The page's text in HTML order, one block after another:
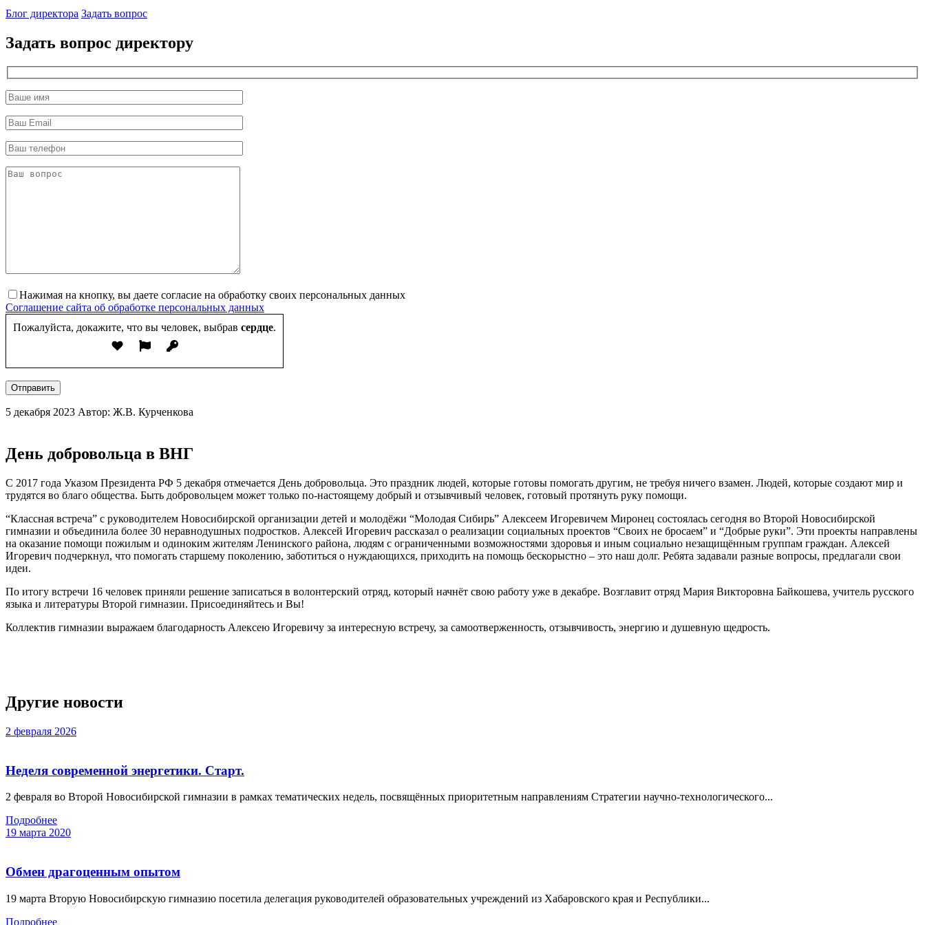
директор
Блог директора Задать вопрос
Задать вопрос директору
Нажимая на кнопку, вы даете согласие на обработку своих персональных данных
Соглашение сайта об обработке персональных данных
Пожалуйста, докажите, что вы человек, выбрав сердце.
Отправить
5 декабря 2023 Автор: Ж.В. Курченкова
День добровольца в ВНГ
С 2017 года Указом Президента РФ 5 декабря отмечается День добровольца. Это праздник людей, которые готовы помогать другим, не требуя ничего взамен. Людей, которые создают мир и
трудятся во благо общества. Быть добровольцем может только по-настоящему добрый и отзывчивый человек, готовый протянуть руку помощи.
“Классная встреча” с руководителем Новосибирской организации детей и молодёжи “Молодая Сибирь” Алексеем Игоревичем Миронец состоялась сегодня во Второй Новосибирской
гимназии и объединила более 30 неравнодушных подростков. Алексей Игоревич рассказал о реализации социальных проектов “Своих не бросаем” и “Добрые руки”. Эти проекты направлены
на оказание помощи пожилым и одиноким жителям Ленинского района, людям с ограниченными возможностями здоровья и иным социально незащищённым группам граждан. Алексей
Игоревич подчеркнул, что помогать старшему поколению, заботиться о нуждающихся, приходить на помощь бескорыстно – это наш долг. Ребята задавали разные вопросы, предлагали свои
идеи.
По итогу встречи 16 человек приняли решение записаться в волонтерский отряд, который начнёт свою работу уже в декабре. Возглавит отряд Мария Викторовна Байкошева, учитель русского
языка и литературы Второй гимназии. Присоединяйтесь и Вы!
Коллектив гимназии выражаем благодарность Алексею Игоревичу за интересную встречу, за самоотверженность, отзывчивость, энергию и душевную щедрость.
Другие новости
2 февраля 2026
Неделя современной энергетики. Старт.
2 февраля во Второй Новосибирской гимназии в рамках тематических недель, посвящённых приоритетным направлениям Стратегии научно-технологического...
Подробнее
19 марта 2020
Обмен драгоценным опытом
19 марта Вторую Новосибирскую гимназию посетила делегация руководителей образовательных учреждений из Хабаровского края и Республики...
Подробнее